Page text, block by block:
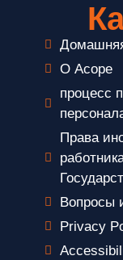
О Асоре
процесс
Права
Вопросы
Privacy